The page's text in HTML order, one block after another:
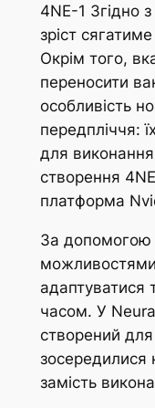
4NE-1 Згідно
зріст
Окрім того,
переносити
особливість
передпліччя:
для
створення
платформа
За допомогою
часом. У
створений
зосередилися
замість